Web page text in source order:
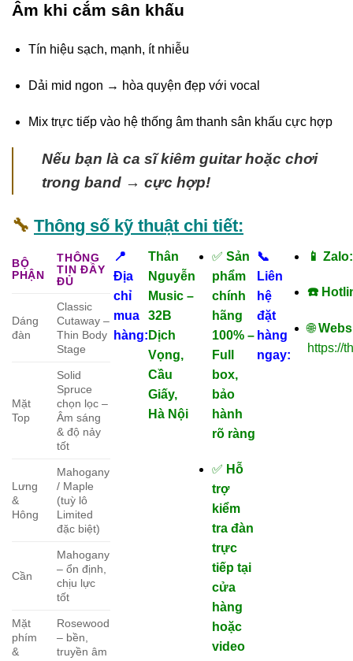
Âm khi cắm sân khấu
Tín hiệu sạch, mạnh, ít nhiễu
Dải mid ngon → hòa quyện đẹp với vocal
Mix trực tiếp vào hệ thống âm thanh sân khấu cực hợp
Nếu bạn là ca sĩ kiêm guitar hoặc chơi
trong band → cực hợp!
🔧 Thông số kỹ thuật chi tiết:
BỘ
PHẬN
THÔNG
TIN ĐẦY
ĐỦ
Dáng
đàn
Classic
Cutaway –
Thin Body
Stage
Mặt
Top
Solid
Spruce
chọn lọc –
Âm sáng
& độ nảy
tốt
Lưng
&
Hông
Mahogany
/ Maple
(tuỳ lô
Limited
đặc biệt)
Cần
Mahogany
– ổn định,
chịu lực
tốt
Mặt
phím
&
Rosewood
– bền,
truyền âm
📍
Địa
chỉ
mua
hàng:
Thân
Nguyễn
Music –
32B
Dịch
Vọng,
Cầu
Giấy,
Hà Nội
✅ Sản
phẩm
chính
hãng
100% –
Full
box,
bảo
hành
rõ ràng
✅ Hỗ
trợ
kiểm
tra đàn
trực
tiếp tại
cửa
hàng
hoặc
video
📞
Liên
hệ
đặt
hàng
ngay:
📱
☎️
🌐
https://